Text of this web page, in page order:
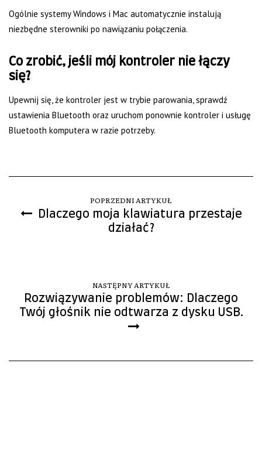
Ogólnie systemy Windows i Mac automatycznie instalują
niezbędne sterowniki po nawiązaniu połączenia.
Co zrobić, jeśli mój kontroler nie łączy
się?
Upewnij się, że kontroler jest w trybie parowania, sprawdź
ustawienia Bluetooth oraz uruchom ponownie kontroler i usługę
Bluetooth komputera w razie potrzeby.
POPRZEDNI ARTYKUŁ
Dlaczego moja klawiatura przestaje
działać?
NASTĘPNY ARTYKUŁ
Rozwiązywanie problemów: Dlaczego
Twój głośnik nie odtwarza z dysku USB.